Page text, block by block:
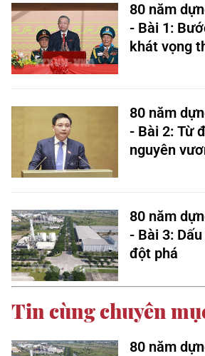
80 năm
- Bài 1:
khát vọng
80 năm
- Bài 2: Từ
nguyên
80 năm
- Bài 3:
đột phá
Tin cùng chuyên
80 năm